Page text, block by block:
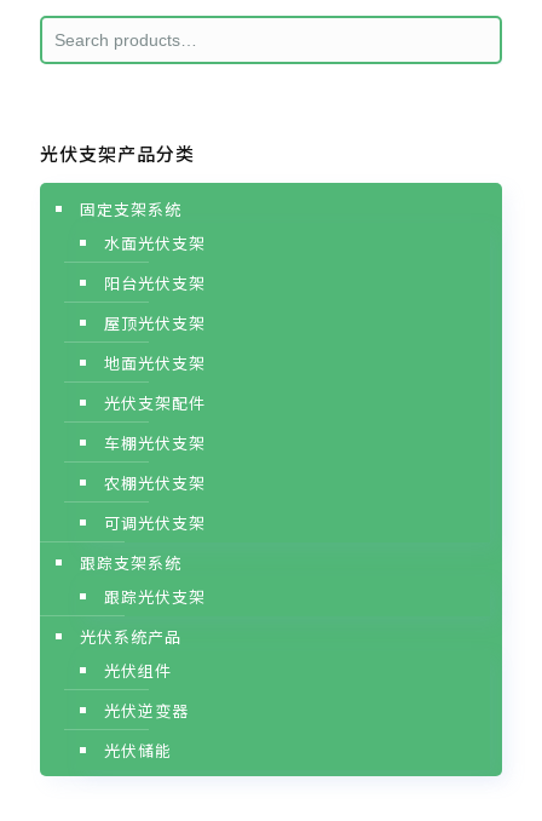
光伏支架产品分类
固定支架系统
水面光伏支架
阳台光伏支架
屋顶光伏支架
地面光伏支架
光伏支架配件
车棚光伏支架
农棚光伏支架
可调光伏支架
跟踪支架系统
跟踪光伏支架
光伏系统产品
光伏组件
光伏逆变器
光伏储能